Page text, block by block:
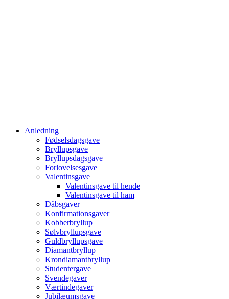
Anledning
Fødselsdagsgave
Bryllupsgave
Bryllupsdagsgave
Forlovelsesgave
Valentinsgave
Valentinsgave til hende
Valentinsgave til ham
Dåbsgaver
Konfirmationsgaver
Kobberbryllup
Sølvbryllupsgave
Guldbryllupsgave
Diamantbryllup
Krondiamantbryllup
Studentergave
Svendegaver
Værtindegaver
Jubilæumsgave